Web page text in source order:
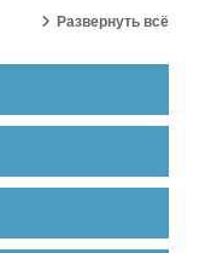
Развернуть всё